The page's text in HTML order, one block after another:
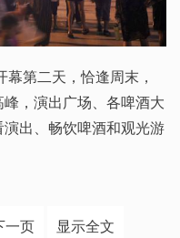
第二天，恰逢周末，
，演出广场、各啤酒大
出、畅饮啤酒和观光游
一页 显示全文